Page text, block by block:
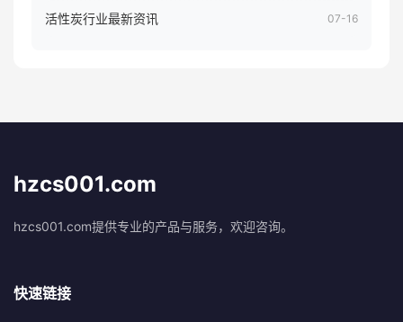
活性炭行业最新资讯 07-16
hzcs001.com
hzcs001.com提供专业的产品与服务，欢迎咨询。
快速链接